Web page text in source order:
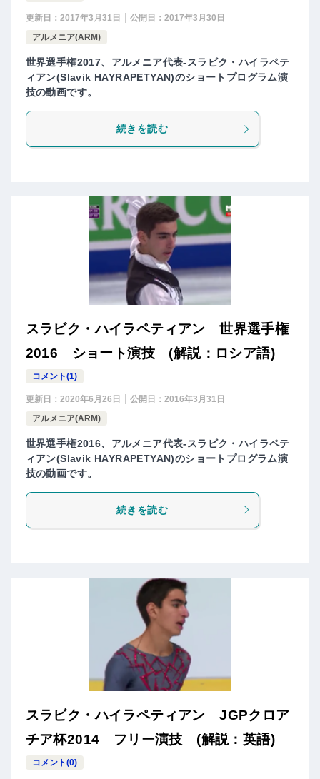
更新日： 2017年3月31日 公開日： 2017年3月30日
アルメニア(ARM)
世界選手権2017、アルメニア代表-スラビク・ハイラペテ
ィアン(Slavik HAYRAPETYAN)のショートプログラム演
技の動画です。
続きを読む
スラビク・ハイラペティアン 世界選手権
2016 ショート演技 (解説：ロシア語)
コメント(1)
更新日： 2020年6月26日 公開日： 2016年3月31日
アルメニア(ARM)
世界選手権2016、アルメニア代表-スラビク・ハイラペテ
ィアン(Slavik HAYRAPETYAN)のショートプログラム演
技の動画です。
続きを読む
スラビク・ハイラペティアン JGPクロア
チア杯2014 フリー演技 (解説：英語)
コメント(0)